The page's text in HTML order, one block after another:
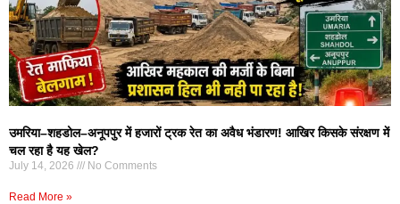
उमरिया–शहडोल–अनूपपुर में हजारों ट्रक रेत का अवैध भंडारण! आखिर किसके संरक्षण में
चल रहा है यह खेल?
July 14, 2026 No Comments
Read More »